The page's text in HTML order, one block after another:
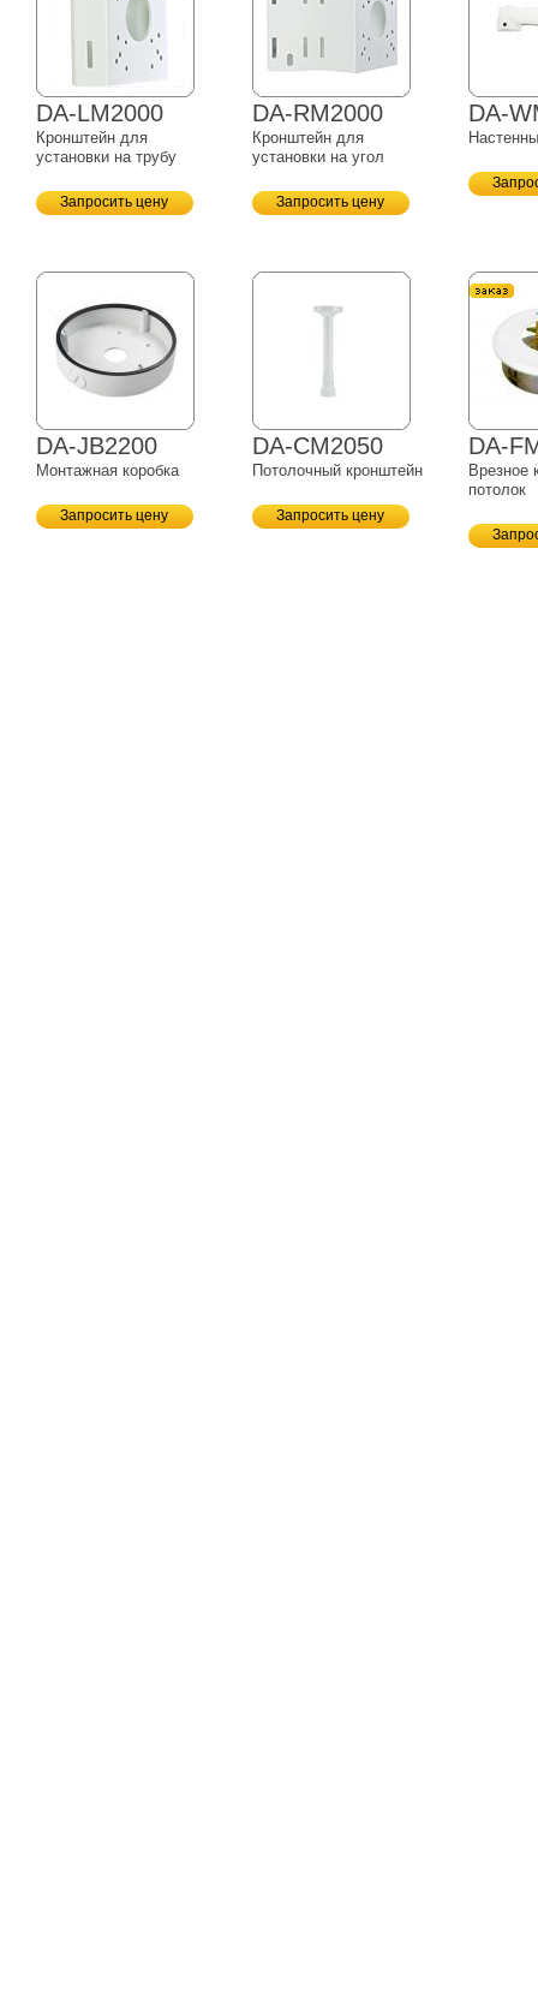
DA-LM2000
Кронштейн для
установки на трубу
Запросить цену
DA-RM2000
Кронштейн для
установки на угол
Запросить цену
DA-
DA-JB2200
Монтажная коробка
Запросить цену
DA-CM2050
Потолочный кронштейн
Запросить цену
DA-
Врезное
потолок